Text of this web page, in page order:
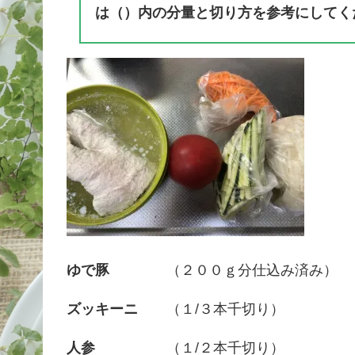
は（）内の分量と切り方を参考にして
ゆで豚（２００ｇ分仕込み済み）
ズッキーニ （１/３本千切り）
人参 （１/２本千切り）